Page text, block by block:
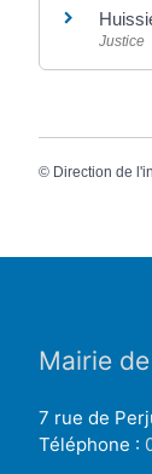
Justice
© Direction de
Mairie
7 rue de
Téléphone :